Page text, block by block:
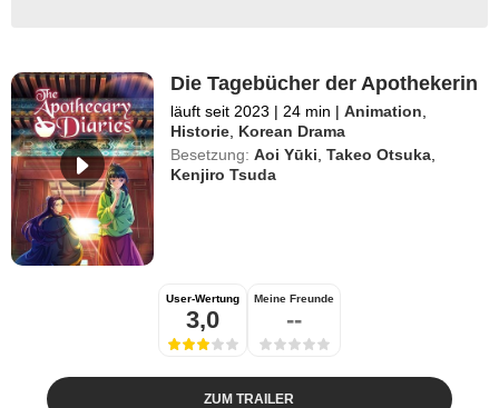
Die Tagebücher der Apothekerin
läuft seit 2023 | 24 min | Animation
Historie Korean Drama
Besetzung: Aoi Yūki ,Takeo Otsuka
Kenjiro Tsuda
User-Wertung
3,0
Meine Freunde
--
ZUM TRAILER